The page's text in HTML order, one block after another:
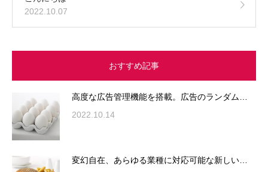
2022.10.07
おすすめ記事
高度な広告管理機能を搭載。広告のランダム…
2022.10.14
変幻自在、あらゆる業種に対応可能な新しい…